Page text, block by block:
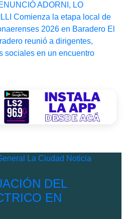
ADORNI, LO
Comienza la etapa local de
2026 en Baradero El
reunió a dirigentes,
sociales en un encuentro
La Ciudad Noticia
DEL
EN